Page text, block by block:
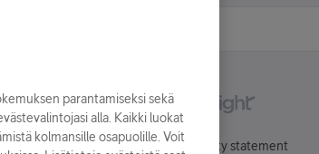
Käyttöehdot Accessibility statement
parantamiseksi sekä
alla. Kaikki luokat
kolmansille osapuolille. Voit